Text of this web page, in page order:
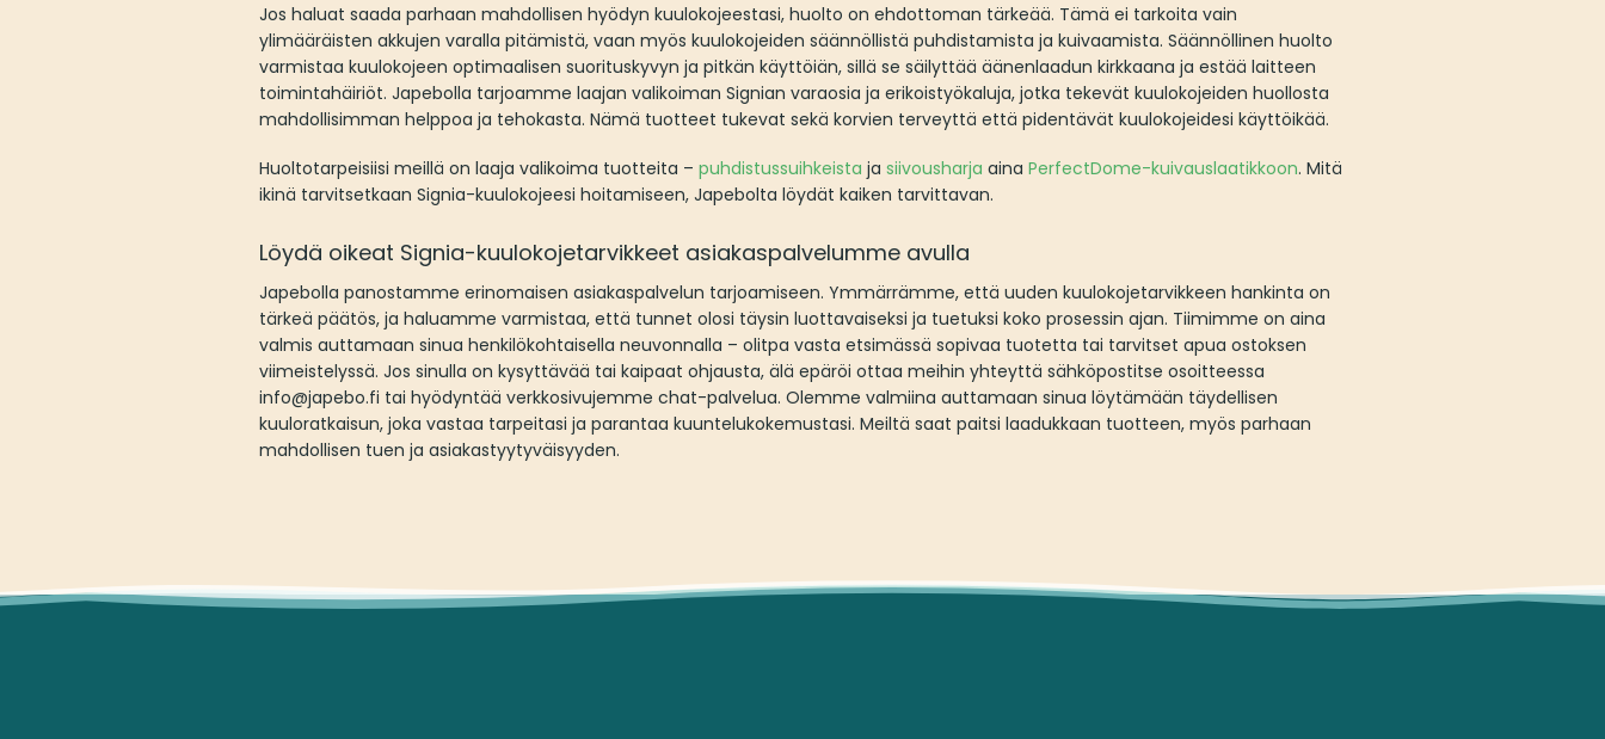
Jos haluat saada parhaan mahdollisen hyödyn kuulokojeestasi, huolto on ehdottoman tärkeää. Tämä ei tarkoita vain
ylimääräisten akkujen varalla pitämistä, vaan myös kuulokojeiden säännöllistä puhdistamista ja kuivaamista. Säännöllinen huolto
varmistaa kuulokojeen optimaalisen suorituskyvyn ja pitkän käyttöiän, sillä se säilyttää äänenlaadun kirkkaana ja estää laitteen
toimintahäiriöt. Japebolla tarjoamme laajan valikoiman Signian varaosia ja erikoistyökaluja, jotka tekevät kuulokojeiden huollosta
mahdollisimman helppoa ja tehokasta. Nämä tuotteet tukevat sekä korvien terveyttä että pidentävät kuulokojeidesi käyttöikää.
Huoltotarpeisiisi meillä on laaja valikoima tuotteita – puhdistussuihkeista ja siivousharja aina PerfectDome-kuivauslaatikkoon. Mitä
ikinä tarvitsetkaan Signia-kuulokojeesi hoitamiseen, Japebolta löydät kaiken tarvittavan.
Löydä oikeat Signia-kuulokojetarvikkeet asiakaspalvelumme avulla
Japebolla panostamme erinomaisen asiakaspalvelun tarjoamiseen. Ymmärrämme, että uuden kuulokojetarvikkeen hankinta on
tärkeä päätös, ja haluamme varmistaa, että tunnet olosi täysin luottavaiseksi ja tuetuksi koko prosessin ajan. Tiimimme on aina
valmis auttamaan sinua henkilökohtaisella neuvonnalla – olitpa vasta etsimässä sopivaa tuotetta tai tarvitset apua ostoksen
viimeistelyssä. Jos sinulla on kysyttävää tai kaipaat ohjausta, älä epäröi ottaa meihin yhteyttä sähköpostitse osoitteessa
info@japebo.fi tai hyödyntää verkkosivujemme chat-palvelua. Olemme valmiina auttamaan sinua löytämään täydellisen
kuuloratkaisun, joka vastaa tarpeitasi ja parantaa kuuntelukokemustasi. Meiltä saat paitsi laadukkaan tuotteen, myös parhaan
mahdollisen tuen ja asiakastyytyväisyyden.